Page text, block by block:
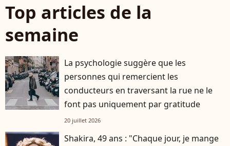
Top articles de la
semaine
La psychologie suggère que les
personnes qui remercient les
conducteurs en traversant la rue ne le
font pas uniquement par gratitude
20 juillet 2026
Shakira, 49 ans : "Chaque jour, je mange